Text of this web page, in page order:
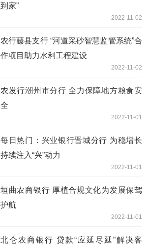
到家”
2022-11-02
农行藤县支行 “河道采砂智慧监管系统”合
作项目助力水利工程建设
2022-11-02
农发行潮州市分行 全力保障地方粮食安
全
2022-11-01
每日热门：兴业银行晋城分行 为稳增长
持续注入“兴”动力
2022-11-01
垣曲农商银行 厚植合规文化为发展保驾
护航
2022-11-01
北仑农商银行 贷款“应延尽延”解决客